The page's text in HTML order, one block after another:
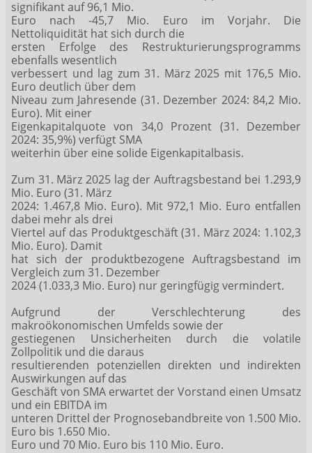
signifikant auf 96,1 Mio.
Euro nach -45,7 Mio. Euro im Vorjahr. Die
Nettoliquidität hat sich durch die
ersten Erfolge des Restrukturierungsprogramms
ebenfalls wesentlich
verbessert und lag zum 31. März 2025 mit 176,5 Mio.
Euro deutlich über dem
Niveau zum Jahresende (31. Dezember 2024: 84,2 Mio.
Euro). Mit einer
Eigenkapitalquote von 34,0 Prozent (31. Dezember
2024: 35,9%) verfügt SMA
weiterhin über eine solide Eigenkapitalbasis.
Zum 31. März 2025 lag der Auftragsbestand bei 1.293,9
Mio. Euro (31. März
2024: 1.467,8 Mio. Euro). Mit 972,1 Mio. Euro entfallen
dabei mehr als drei
Viertel auf das Produktgeschäft (31. März 2024: 1.102,3
Mio. Euro). Damit
hat sich der produktbezogene Auftragsbestand im
Vergleich zum 31. Dezember
2024 (1.033,3 Mio. Euro) nur geringfügig vermindert.
Aufgrund der Verschlechterung des
makroökonomischen Umfelds sowie der
gestiegenen Unsicherheiten durch die volatile
Zollpolitik und die daraus
resultierenden potenziellen direkten und indirekten
Auswirkungen auf das
Geschäft von SMA erwartet der Vorstand einen Umsatz
und ein EBITDA im
unteren Drittel der Prognosebandbreite von 1.500 Mio.
Euro bis 1.650 Mio.
Euro und 70 Mio. Euro bis 110 Mio. Euro.